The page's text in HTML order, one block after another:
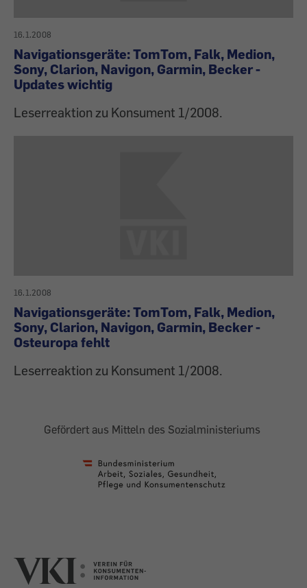
16.1.2008
Navigationsgeräte: TomTom, Falk, Medion,
Sony, Clarion, Navigon, Garmin, Becker -
Updates wichtig
Leserreaktion zu Konsument 1/2008.
16.1.2008
Navigationsgeräte: TomTom, Falk, Medion,
Sony, Clarion, Navigon, Garmin, Becker -
Osteuropa fehlt
Leserreaktion zu Konsument 1/2008.
Gefördert aus Mitteln des Sozialministeriums